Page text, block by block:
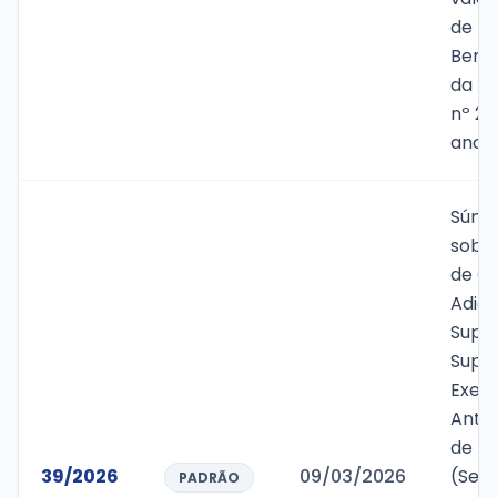
de
da
nº
ano
39/2026 PADRÃO 09/03/2026
de
de